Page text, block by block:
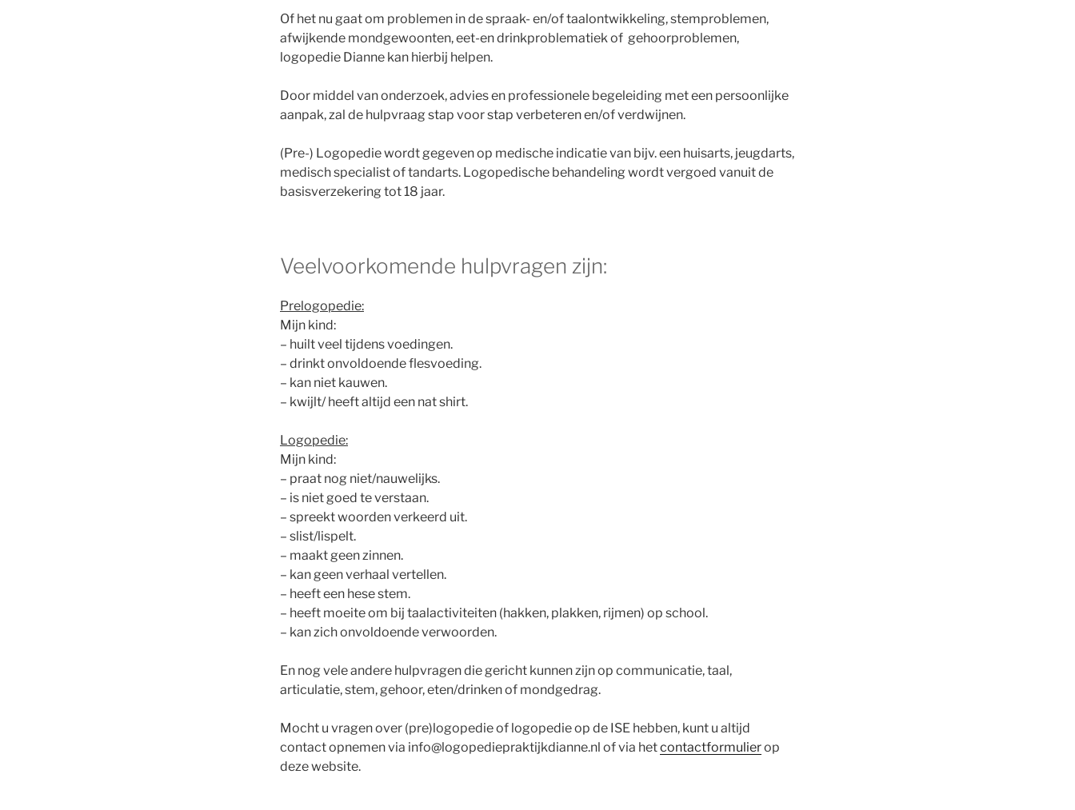
Of het nu gaat om problemen in de spraak- en/of taalontwikkeling, stemproblemen,
afwijkende mondgewoonten, eet-en drinkproblematiek of gehoorproblemen,
logopedie Dianne kan hierbij helpen.
Door middel van onderzoek, advies en professionele begeleiding met een persoonlijke
aanpak, zal de hulpvraag stap voor stap verbeteren en/of verdwijnen.
(Pre-) Logopedie wordt gegeven op medische indicatie van bijv. een huisarts, jeugdarts,
medisch specialist of tandarts. Logopedische behandeling wordt vergoed vanuit de
basisverzekering tot 18 jaar.
Veelvoorkomende hulpvragen zijn:
Prelogopedie:
Mijn kind:
– huilt veel tijdens voedingen.
– drinkt onvoldoende flesvoeding.
– kan niet kauwen.
– kwijlt/ heeft altijd een nat shirt.
Logopedie:
Mijn kind:
– praat nog niet/nauwelijks.
– is niet goed te verstaan.
– spreekt woorden verkeerd uit.
– slist/lispelt.
– maakt geen zinnen.
– kan geen verhaal vertellen.
– heeft een hese stem.
– heeft moeite om bij taalactiviteiten (hakken, plakken, rijmen) op school.
– kan zich onvoldoende verwoorden.
En nog vele andere hulpvragen die gericht kunnen zijn op communicatie, taal,
articulatie, stem, gehoor, eten/drinken of mondgedrag.
Mocht u vragen over (pre)logopedie of logopedie op de ISE hebben, kunt u altijd
contact opnemen via info@logopediepraktijkdianne.nl of via hetcontactformulierop
deze website.